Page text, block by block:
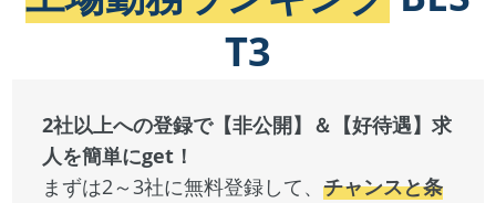
T3
2社以上への登録で【非公開】＆【好待遇】求
人を簡単にget！
まずは2～3社に無料登録して、チャンスと条